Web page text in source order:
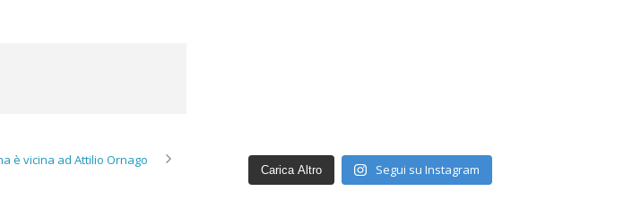
è vicina ad Attilio Ornago
Carica Altro Segui su Instagram